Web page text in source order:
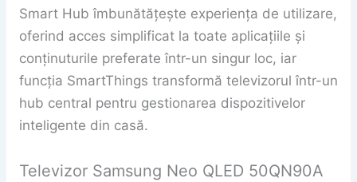
Smart Hub îmbunătățește experiența de utilizare,
oferind acces simplificat la toate aplicațiile și
conținuturile preferate într-un singur loc, iar
funcția SmartThings transformă televizorul într-un
hub central pentru gestionarea dispozitivelor
inteligente din casă.
Televizor Samsung Neo QLED 50QN90A